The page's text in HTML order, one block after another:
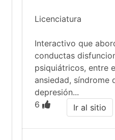
Licenciatura
Interactivo que
conductas
psiquiátricos, entre
ansiedad, síndrome
depresión...
6
Ir al sitio